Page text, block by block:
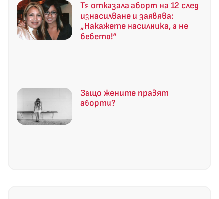
Тя отказала аборт на 12 след
изнасилване и заявява:
„Накажете насилника, а не
бебето!“
Защо жените правят
аборти?